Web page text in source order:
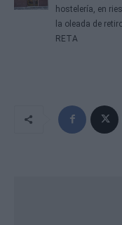
hostelería, en
la oleada de
RETA